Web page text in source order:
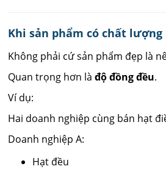
Khi sản phẩm có chất lượng
Không phải cứ sản phẩm đẹp là
Quan trọng hơn làđộ đồng đều.
Ví dụ:
Hai doanh nghiệp cùng bán hạt
Doanh nghiệp A:
Hạt đều